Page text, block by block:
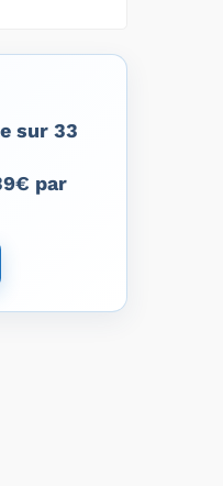
sur 33
par